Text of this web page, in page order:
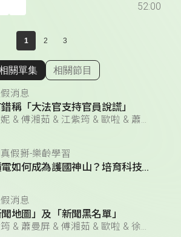
52:00
1 2 3
顯示相關單集
關單集 相關節目
消息
稱「大法官支持官員說謊」
假掰-樂齡學習
台積電如何成為護國神山？培育科技人才需重視語言教育？
消息
聞地圖」及「新聞黑名單」